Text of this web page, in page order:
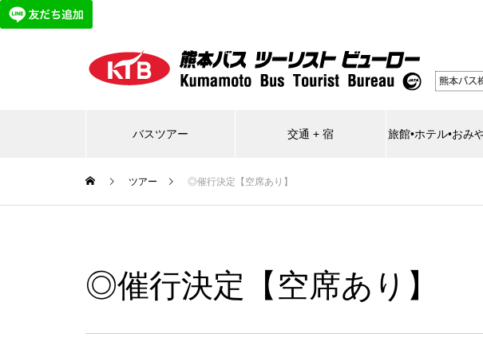
バスツアー 交通 + 宿 旅館•ホテル•おみ
ツアー ◎催行決定【空席あり】
◎催行決定【空席あり】